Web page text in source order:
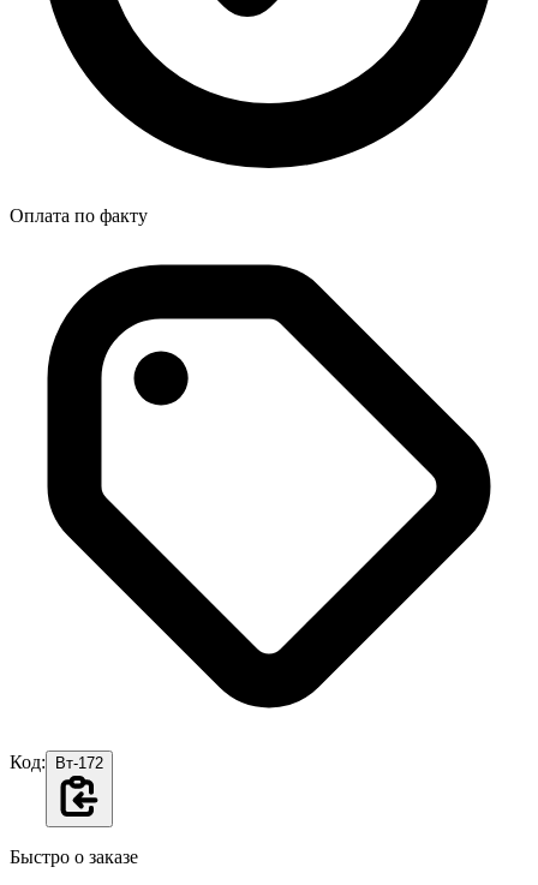
Оплата по факту
Код: Вт-172
Быстро о заказе